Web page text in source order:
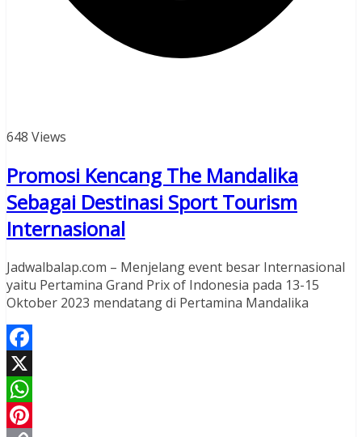
648 Views
Promosi Kencang The Mandalika
Sebagai Destinasi Sport Tourism
Internasional
Jadwalbalap.com – Menjelang event besar Internasional
yaitu Pertamina Grand Prix of Indonesia pada 13-15
Oktober 2023 mendatang di Pertamina Mandalika
Facebook
X
WhatsApp